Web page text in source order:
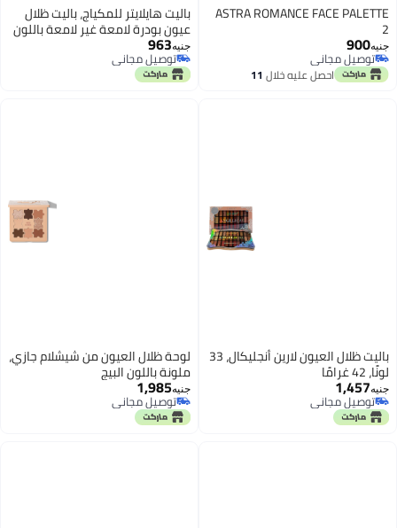
ASTRA ROMANCE FACE PALETTE
2
جنيه900
توصيل مجاني
توصيل مجانياحصل عليه خلال 11
باليت هايلايتر للمكياج، باليت ظلال
عيون بودرة لامعة غير لامعة باللون
الذهبي الوردي والبني والنيود،
تغطية تدوم طويلاً ومقاومة للماء،
مظهر طبيعي، 8 ألوان
جنيه963
توصيل مجاني
توصيل مجاني
باليت ظلال العيون لارين أنجليكال، 33
لونًا، 42 غرامًا
جنيه1,457
توصيل مجاني
توصيل مجاني
لوحة ظلال العيون من شيشلام جازي،
ملونة باللون البيج
جنيه1,985
توصيل مجاني
توصيل مجاني